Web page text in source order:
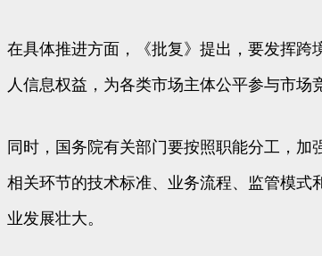
在具体推进方面，《批复》提出，要发挥
人信息权益，为各类市场主体公平参与市场
同时，国务院有关部门要按照职能分工，
相关环节的技术标准、业务流程、监管模
业发展壮大。